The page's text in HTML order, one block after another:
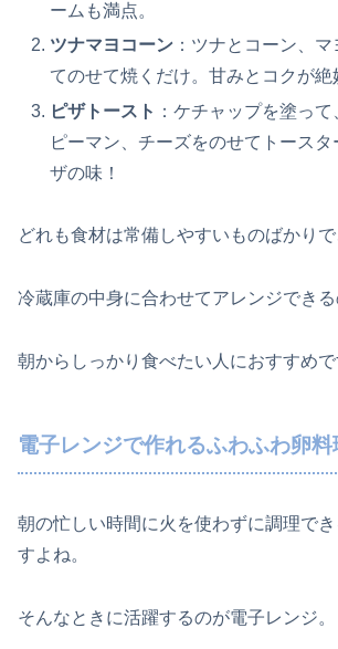
ームも満点。
ツナマヨコーン ：ツナとコーン、
てのせて焼くだけ。甘みとコクが絶
ピザトースト ：ケチャップを塗っ
ピーマン、チーズをのせてトース
ザの味！
どれも食材は常備しやすいものばかり
冷蔵庫の中身に合わせてアレンジできる
朝からしっかり食べたい人におすすめで
電子レンジで作れるふわふわ卵料
朝の忙しい時間に火を使わずに調理で
すよね。
そんなときに活躍するのが電子レンジ。